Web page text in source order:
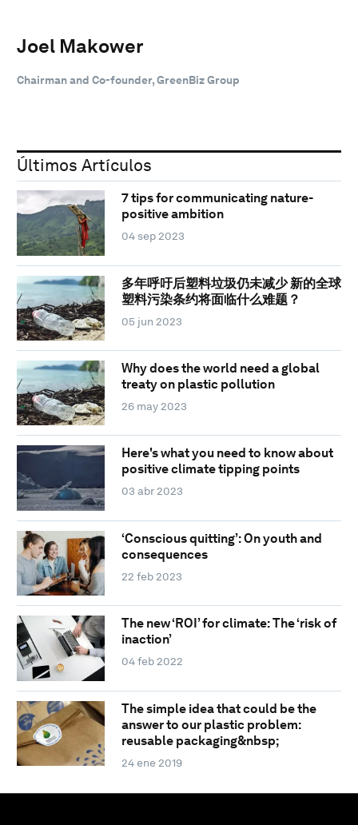
Joel Makower
Chairman and Co-founder, GreenBiz Group
Últimos Artículos
7 tips for communicating nature-
positive ambition
04 sep 2023
多年呼吁后塑料垃圾仍未减少 新的全球
塑料污染条约将面临什么难题？
05 jun 2023
Why does the world need a global
treaty on plastic pollution
26 may 2023
Here's what you need to know about
positive climate tipping points
03 abr 2023
‘Conscious quitting’: On youth and
consequences
22 feb 2023
The new ‘ROI’ for climate: The ‘risk of
inaction’
04 feb 2022
The simple idea that could be the
answer to our plastic problem:
reusable packaging&nbsp;
24 ene 2019